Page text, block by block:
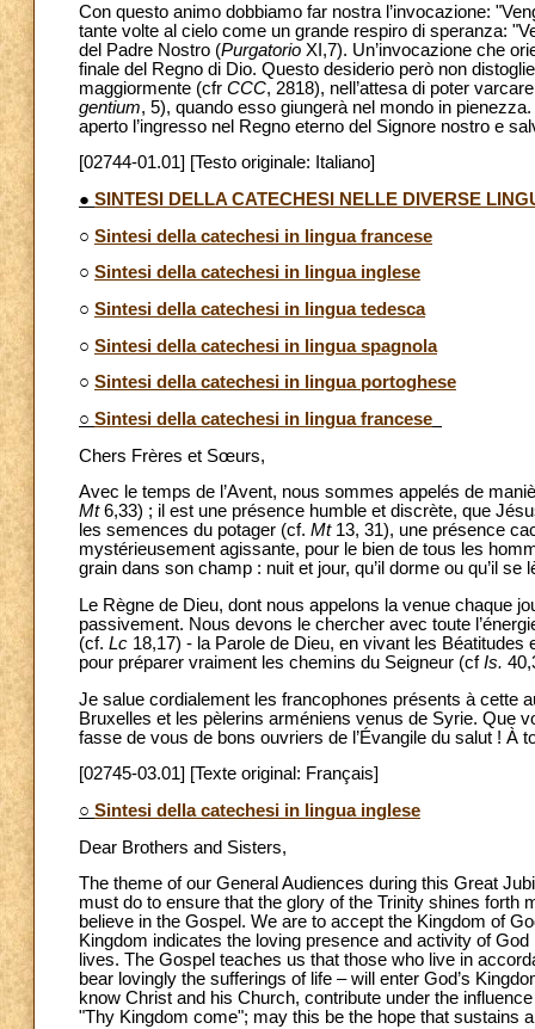
Con questo animo dobbiamo far nostra l’invocazione:
tante volte al cielo come un grande respiro di speranza:
del Padre Nostro (Purgatorio XI,7). Un’invocazione che
finale del Regno di Dio. Questo desiderio però non
maggiormente (cfr CCC, 2818), nell’attesa di poter
gentium, 5), quando esso giungerà nel mondo in
aperto l’ingresso nel Regno eterno del Signore nostro e
[02744-01.01] [Testo originale: Italiano]
● SINTESI DELLA CATECHESI NELLE DIVERSE
○ Sintesi della catechesi in lingua francese
○ Sintesi della catechesi in lingua inglese
○ Sintesi della catechesi in lingua tedesca
○ Sintesi della catechesi in lingua spagnola
○ Sintesi della catechesi in lingua portoghese
○ Sintesi della catechesi in lingua francese
Chers Frères et Sœurs,
Avec le temps de l’Avent, nous sommes appelés de
Mt6,33) ; il est une présence humble et discrète, que
les semences du potager (cf. Mt13, 31), une présence
mystérieusement agissante, pour le bien de tous les
grain dans son champ : nuit et jour, qu’il dorme ou qu’il
Le Règne de Dieu, dont nous appelons la venue chaque
passivement. Nous devons le chercher avec toute
(cf. Lc 18,17) - la Parole de Dieu, en vivant les
pour préparer vraiment les chemins du Seigneur (cfIs.
Je salue cordialement les francophones présents à cette
Bruxelles et les pèlerins arméniens venus de Syrie. Que
fasse de vous de bons ouvriers de l’Évangile du salut !
[02745-03.01] [Texte original: Français]
○ Sintesi della catechesi in lingua inglese
Dear Brothers and Sisters,
The theme of our General Audiences during this Great
must do to ensure that the glory of the Trinity shines forth
believe in the Gospel. We are to accept the Kingdom of
Kingdom indicates the loving presence and activity of
lives. The Gospel teaches us that those who live in
bear lovingly the sufferings of life – will enter God’s
know Christ and his Church, contribute under the
"Thy Kingdom come"; may this be the hope that sustains